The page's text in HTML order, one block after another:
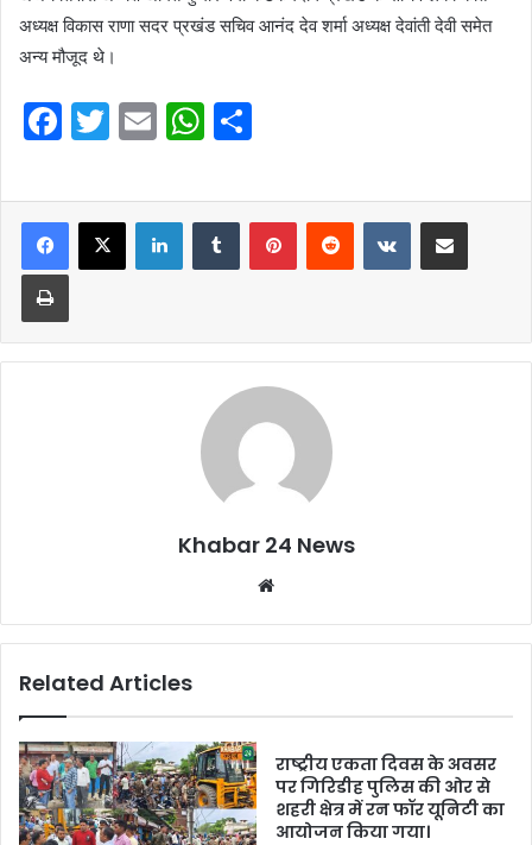
अध्यक्ष विकास राणा सदर प्रखंड सचिव आनंद देव शर्मा अध्यक्ष देवांती देवी समेत
अन्य मौजूद थे।
F
c
e
b
o
o
T
itt
er
E
ai
l
W
at
s
A
p
ar
e
LinkedInTumblr PinterestReddit VKontakteShare via Email
Print
Khabar 24 News
Related Articles
राष्ट्रीय एकता दिवस के अवसर
पर गिरिडीह पुलिस की ओर से
शहरी क्षेत्र में रन फॉर यूनिटी का
आयोजन किया गया।